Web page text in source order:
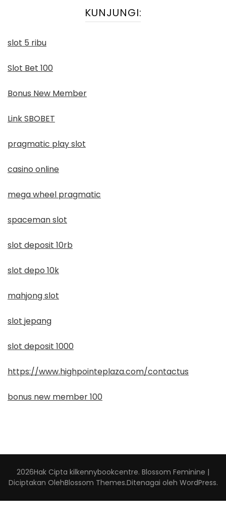
KUNJUNGI:
slot 5 ribu
Slot Bet 100
Bonus New Member
Link SBOBET
pragmatic play slot
casino online
mega wheel pragmatic
spaceman slot
slot deposit 10rb
slot depo 10k
mahjong slot
slot jepang
slot deposit 1000
https://www.highpointeplaza.com/contactus
bonus new member 100
2026Hak Cipta kilkennybookcentre. Blossom Feminine |
Diciptakan OlehBlossom Themes.Ditenagai oleh WordPress.